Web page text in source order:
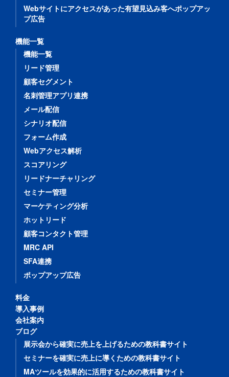
Webサイトにアクセスがあった有望見込み客へポップアッ
プ広告
機能一覧
機能一覧
リード管理
顧客セグメント
名刺管理アプリ連携
メール配信
シナリオ配信
フォーム作成
Webアクセス解析
スコアリング
リードナーチャリング
セミナー管理
マーケティング分析
ホットリード
顧客コンタクト管理
MRC API
SFA連携
ポップアップ広告
料金
導入事例
会社案内
ブログ
展示会から確実に売上を上げるための教科書サイト
セミナーを確実に売上に導くための教科書サイト
MAツールを効果的に活用するための教科書サイト